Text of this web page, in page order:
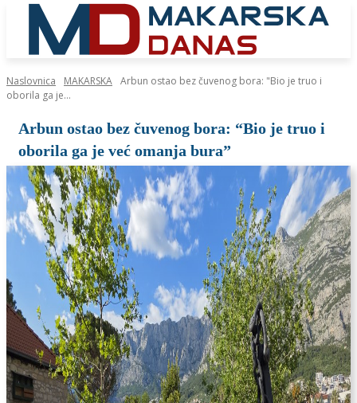
Naslovnica MAKARSKA Arbun ostao bez čuvenog bora: "Bio je truo i
oborila ga je...
Arbun ostao bez čuvenog bora: “Bio je truo i
oborila ga je već omanja bura”